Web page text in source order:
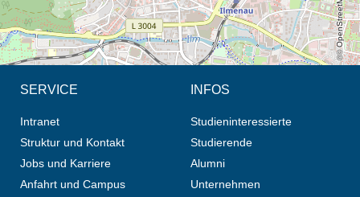
SERVICE
Intranet
Struktur und Kontakt
Jobs und Karriere
Anfahrt und Campus
INFOS
Studieninteressierte
Studierende
Alumni
Unternehmen